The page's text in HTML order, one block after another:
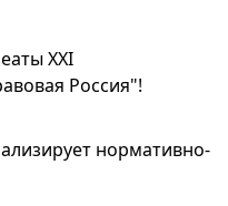
XXI
Россия"!
нормативно-